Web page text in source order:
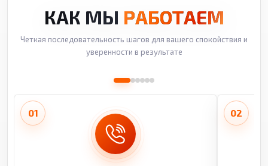
КАК МЫ РАБОТАЕМ
Четкая последовательность шагов для вашего спокойствия и
уверенности в результате
01 02